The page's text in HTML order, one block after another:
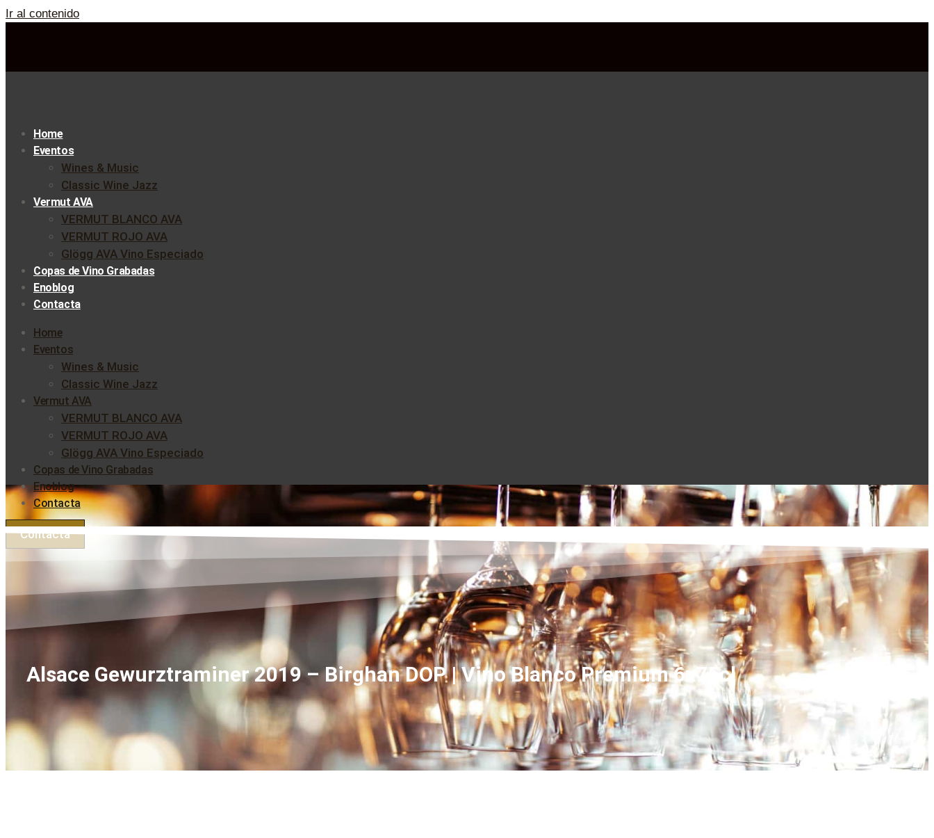
Ir al contenido
Home
Eventos
Wines & Music
Classic Wine Jazz
Vermut AVA
VERMUT BLANCO AVA
VERMUT ROJO AVA
Glögg AVA Vino Especiado
Copas de Vino Grabadas
Enoblog
Contacta
Home
Eventos
Wines & Music
Classic Wine Jazz
Vermut AVA
VERMUT BLANCO AVA
VERMUT ROJO AVA
Glögg AVA Vino Especiado
Copas de Vino Grabadas
Enoblog
Contacta
Contacta
Alsace Gewurztraminer 2019 – Birghan DOP | Vino Blanco Premium 6x75cl